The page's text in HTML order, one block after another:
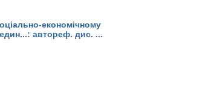
економічному
автореф. дис. ...